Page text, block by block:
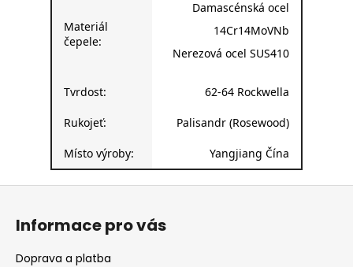
Materiál
čepele:
Damascénská ocel
14Cr14MoVNb
Nerezová ocel SUS410
Tvrdost: 62-64 Rockwella
Rukojeť: Palisandr (Rosewood)
Místo výroby: Yangjiang Čína
Z
Informace pro vás
Doprava a platba